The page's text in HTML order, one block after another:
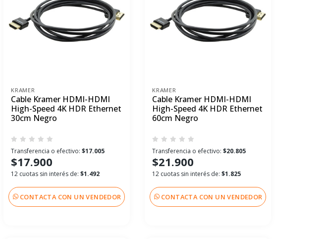
KRAMER
Cable Kramer HDMI-HDMI
High-Speed 4K HDR Ethernet
30cm Negro
Transferencia o efectivo: $17.005
$17.900
12 cuotas sin interés de: $1.492
CONTACTA CON UN VENDEDOR
KRAMER
Cable Kramer HDMI-HDMI
High-Speed 4K HDR Ethernet
60cm Negro
Transferencia o efectivo: $20.805
$21.900
12 cuotas sin interés de: $1.825
CONTACTA CON UN VENDEDOR